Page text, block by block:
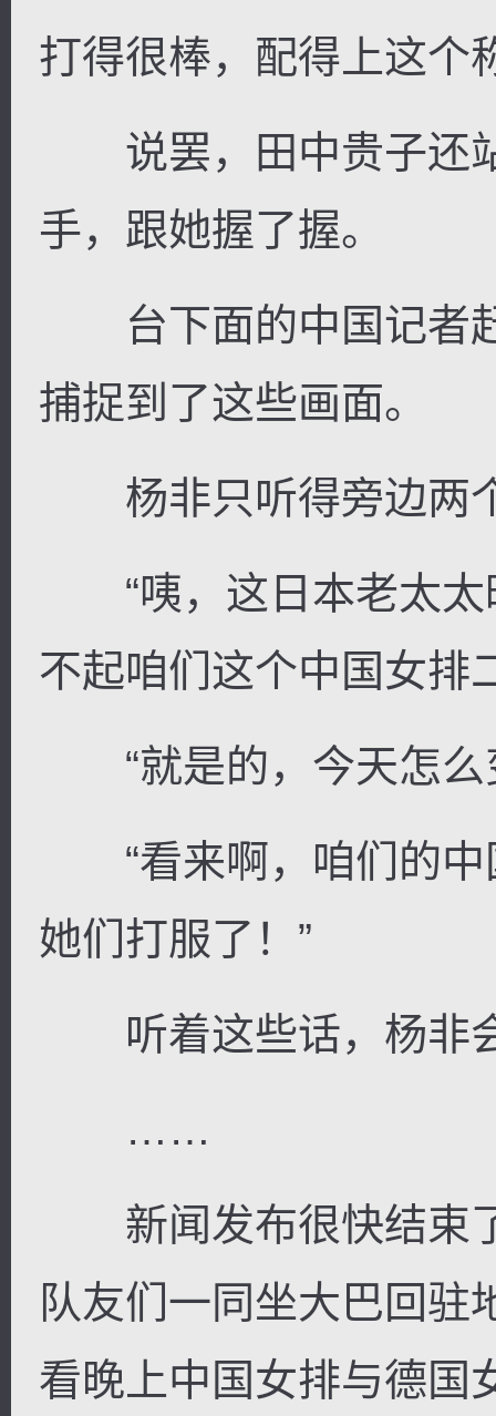
打得很棒，配得上这个
说罢，田中贵子还
手，跟她握了握。
台下面的中国记者
捕捉到了这些画面。
杨非只听得旁边两
“咦，这日本老太太
不起咱们这个中国女排
“就是的，今天怎么
“看来啊，咱们的中
她们打服了！”
听着这些话，杨非
……
新闻发布很快结束
队友们一同坐大巴回驻
看晚上中国女排与德国